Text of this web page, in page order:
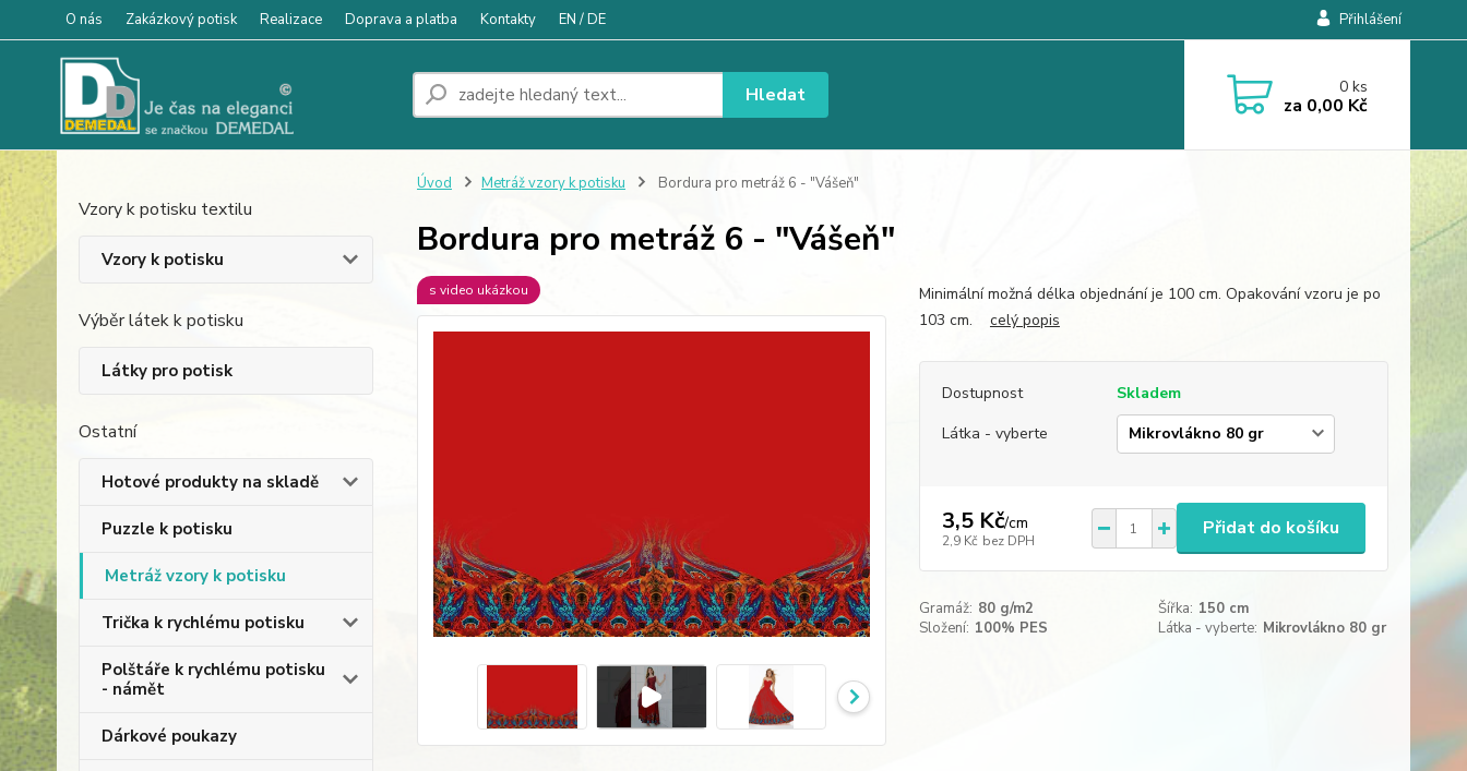
O nás Zakázkový potisk Realizace Doprava a platba Kontakty EN / DE Přihlášení
Hledat 0ks
za 0,00 Kč
Vzory k potisku textilu
Vzory k potisku
Výběr látek k potisku
Látky pro potisk
Ostatní
Hotové produkty na skladě
Puzzle k potisku
Metráž vzory k potisku
Trička k rychlému potisku
Polštáře k rychlému potisku
- námět
Dárkové poukazy
Úvod Metráž vzory k potisku Bordura pro metráž 6 - "Vášeň"
Bordura pro metráž 6 - "Vášeň"
s video ukázkou
Minimální možná délka objednání je 100 cm. Opakování vzoru je po
103 cm. celý popis
Dostupnost
Skladem
Látka - vyberte
3,5 Kč/cm
2,9 Kč bez DPH
Přidat do košíku
Gramáž: 80 g/m2 Šířka: 150 cm
Složení: 100% PES Látka - vyberte: Mikrovlákno 80 gr